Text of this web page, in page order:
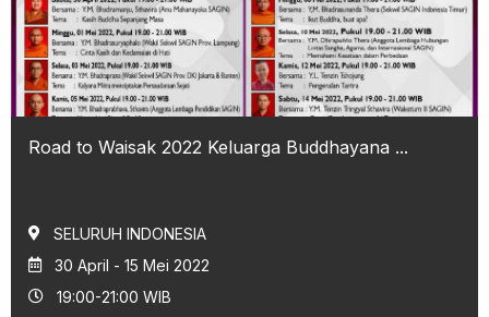
Road to Waisak 2022 Keluarga Buddhayana ...
SELURUH INDONESIA
30 April - 15 Mei 2022
19:00-21:00 WIB